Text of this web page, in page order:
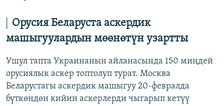
Орусия Беларуста аскердик
машыгуулардын мөөнөтүн узартты
Ушул тапта Украинанын айланасында 150 миңдей
орусиялык аскер топтолуп турат. Москва
Беларустагы аскердик машыгуу 20-февралда
бүткөндөн кийин аскерлерди чыгарып кетүү